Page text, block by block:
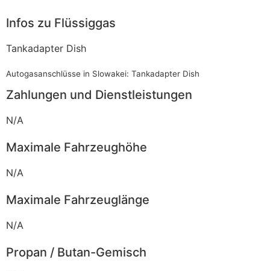
Infos zu Flüssiggas
Tankadapter Dish
Autogasanschlüsse in Slowakei: Tankadapter Dish
Zahlungen und Dienstleistungen
N/A
Maximale Fahrzeughöhe
N/A
Maximale Fahrzeuglänge
N/A
Propan / Butan-Gemisch